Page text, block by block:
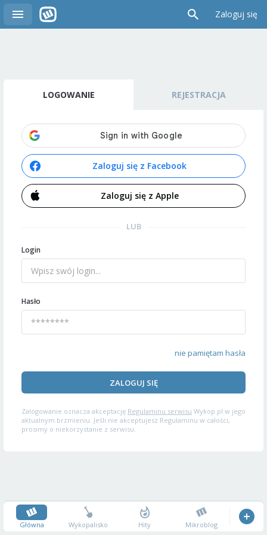
Zaloguj się
LOGOWANIE REJESTRACJA
Zaloguj się z Facebook
Zaloguj się z Apple
LUB
Login
Hasło
nie pamiętam hasła
ZALOGUJ SIĘ
Zalogowanie oznacza akceptację Regulaminu serwisu Wykop.pl w jego
aktualnym brzmieniu. Jeśli nie akceptujesz Regulaminu w całości,
prosimy o niekorzystanie z serwisu.
Główna Wykopalisko Hity Mikroblog